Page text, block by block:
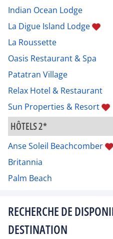
Indian Ocean Lodge
La Digue Island Lodge
La Roussette
Oasis Restaurant & Spa
Patatran Village
Relax Hotel & Restaurant
Sun Properties & Resort
HÔTELS 2*
Anse Soleil Beachcomber
Britannia
Palm Beach
RECHERCHE DE
DESTINATION